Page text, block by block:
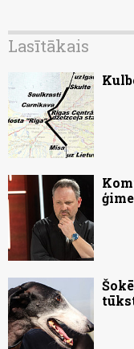
Lasītākais